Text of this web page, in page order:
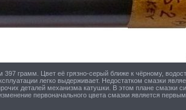
грамм. Цвет её грязно-серый ближе к чёрному,
легко выдерживает. Недостатком смазки
деталей механизма катушки. В этом плане смазки
первоначального цвета смазки является